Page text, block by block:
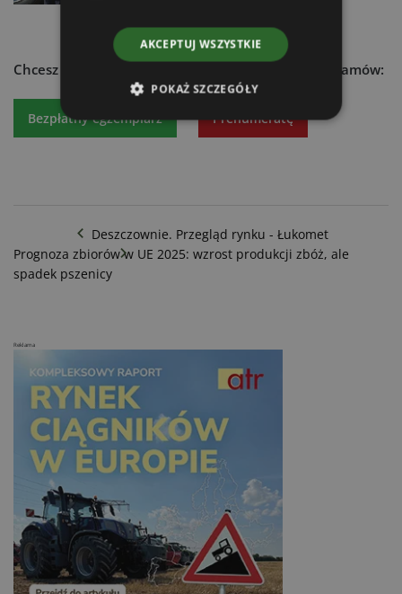
Chcesz dowiedzieć się więcej? Czytaj atr express - zamów:
Bezpłatny egzemplarz Prenumeratę
Deszczownie. Przegląd rynku - Łukomet
Prognoza zbiorów w UE 2025: wzrost produkcji zbóż, ale
spadek pszenicy
Reklama
AKCEPTUJ WSZYSTKIE
POKAŻ SZCZEGÓŁY